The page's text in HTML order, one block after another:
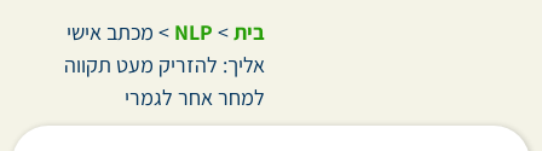
בית>
NLP
> מכתב אישי
אליך: להזריק מעט תקווה
למחר אחר לגמרי